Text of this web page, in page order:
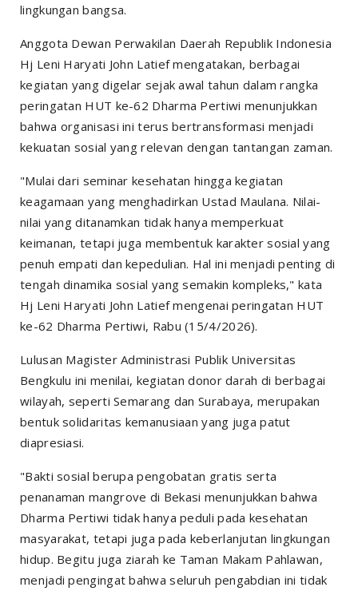
lingkungan bangsa.
Anggota Dewan Perwakilan Daerah Republik Indonesia
Hj Leni Haryati John Latief mengatakan, berbagai
kegiatan yang digelar sejak awal tahun dalam rangka
peringatan HUT ke-62 Dharma Pertiwi menunjukkan
bahwa organisasi ini terus bertransformasi menjadi
kekuatan sosial yang relevan dengan tantangan zaman.
"Mulai dari seminar kesehatan hingga kegiatan
keagamaan yang menghadirkan Ustad Maulana. Nilai-
nilai yang ditanamkan tidak hanya memperkuat
keimanan, tetapi juga membentuk karakter sosial yang
penuh empati dan kepedulian. Hal ini menjadi penting di
tengah dinamika sosial yang semakin kompleks," kata
Hj Leni Haryati John Latief mengenai peringatan HUT
ke-62 Dharma Pertiwi, Rabu (15/4/2026).
Lulusan Magister Administrasi Publik Universitas
Bengkulu ini menilai, kegiatan donor darah di berbagai
wilayah, seperti Semarang dan Surabaya, merupakan
bentuk solidaritas kemanusiaan yang juga patut
diapresiasi.
"Bakti sosial berupa pengobatan gratis serta
penanaman mangrove di Bekasi menunjukkan bahwa
Dharma Pertiwi tidak hanya peduli pada kesehatan
masyarakat, tetapi juga pada keberlanjutan lingkungan
hidup. Begitu juga ziarah ke Taman Makam Pahlawan,
menjadi pengingat bahwa seluruh pengabdian ini tidak